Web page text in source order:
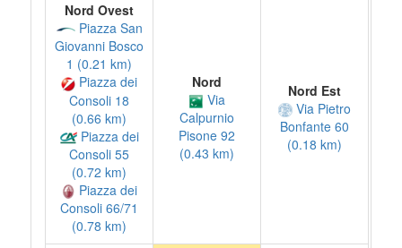
Nord Ovest
Piazza San
Giovanni Bosco
1 (0.21 km)
Piazza dei
Consoli 18
(0.66 km)
Piazza dei
Consoli 55
(0.72 km)
Piazza dei
Consoli 66/71
(0.78 km)
Nord
Via
Calpurnio
Pisone 92
(0.43 km)
Nord Est
Via Pietro
Bonfante 60
(0.18 km)